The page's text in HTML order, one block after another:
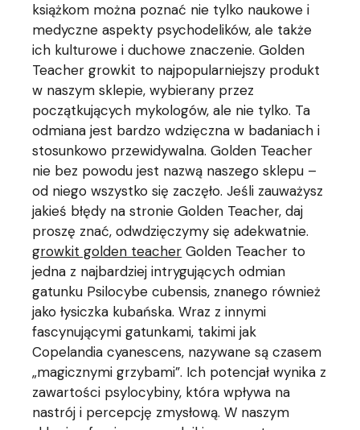
książkom można poznać nie tylko naukowe i
medyczne aspekty psychodelików, ale także
ich kulturowe i duchowe znaczenie. Golden
Teacher growkit to najpopularniejszy produkt
w naszym sklepie, wybierany przez
początkujących mykologów, ale nie tylko. Ta
odmiana jest bardzo wdzięczna w badaniach i
stosunkowo przewidywalna. Golden Teacher
nie bez powodu jest nazwą naszego sklepu –
od niego wszystko się zaczęło. Jeśli zauważysz
jakieś błędy na stronie Golden Teacher, daj
proszę znać, odwdzięczymy się adekwatnie.
growkit golden teacher Golden Teacher to
jedna z najbardziej intrygujących odmian
gatunku Psilocybe cubensis, znanego również
jako łysiczka kubańska. Wraz z innymi
fascynującymi gatunkami, takimi jak
Copelandia cyanescens, nazywane są czasem
„magicznymi grzybami”. Ich potencjał wynika z
zawartości psylocybiny, która wpływa na
nastrój i percepcję zmysłową. W naszym